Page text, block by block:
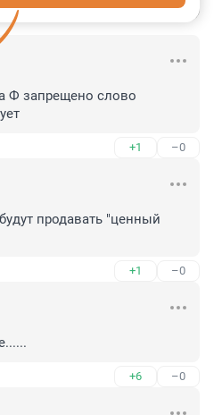
Ф запрещено слово
+1 –0
продавать "ценный
+1 –0
+6 –0